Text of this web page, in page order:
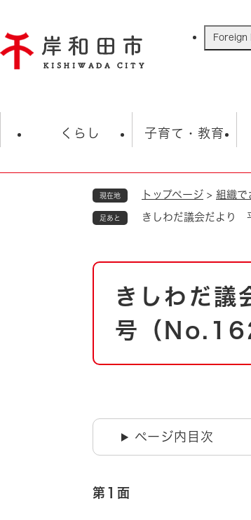
ジ
の
Foreign
くらし
住民
ごみ・衛生・動物 救急
防災・防犯 上水道
自然・環境・公園 住宅
引っ越し
道路・河川・交通
子育て・教育
学校 観
現在地 トップページ > 組織で
足あと きしわだ議会だより
本
きしわだ
号（
ページ内目次
第1面